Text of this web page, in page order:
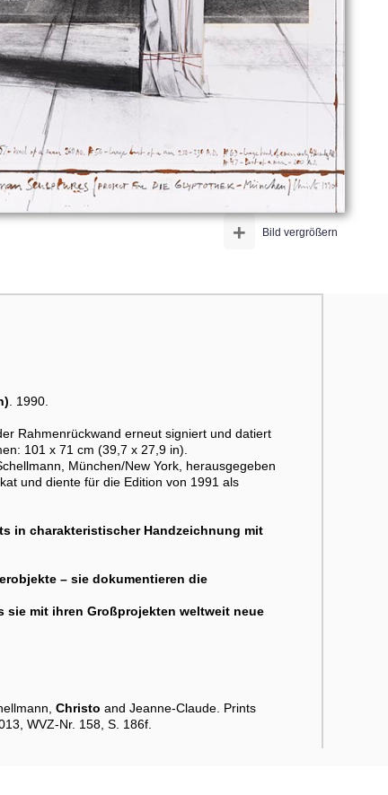
Bild vergrößern
+
. 1990.
Rahmenrückwand erneut signiert und datiert
101 x 71 cm (39,7 x 27,9 in).
München/New York, herausgegeben
und diente für die Edition von 1991 als
in charakteristischer Handzeichnung mit
– sie dokumentieren die
sie mit ihren Großprojekten weltweit neue
Christo and Jeanne-Claude. Prints
WVZ-Nr. 158, S. 186f.